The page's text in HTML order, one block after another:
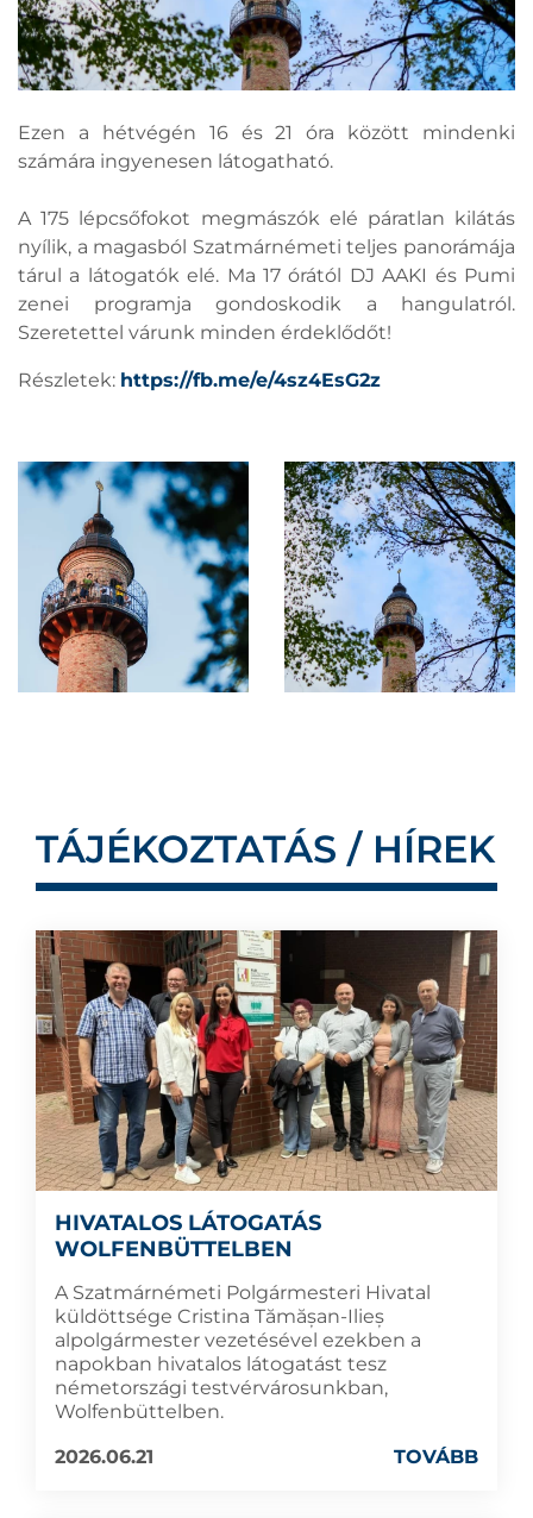
Ezen a hétvégén 16 és 21 óra között mindenki
számára ingyenesen látogatható.
A 175 lépcsőfokot megmászók elé páratlan kilátás
nyílik, a magasból Szatmárnémeti teljes panorámája
tárul a látogatók elé. Ma 17 órától DJ AAKI és Pumi
zenei programja gondoskodik a hangulatról.
Szeretettel várunk minden érdeklődőt!
Részletek: https://fb.me/e/4sz4EsG2z
TÁJÉKOZTATÁS / HÍREK
HIVATALOS LÁTOGATÁS
WOLFENBÜTTELBEN
A Szatmárnémeti Polgármesteri Hivatal
küldöttsége Cristina Tămășan-Ilieș
alpolgármester vezetésével ezekben a
napokban hivatalos látogatást tesz
németországi testvérvárosunkban,
Wolfenbüttelben.
2026.06.21
TOVÁBB